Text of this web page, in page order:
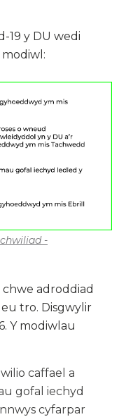
19 y DU wedi
-
chwe adroddiad
tro. Disgwylir
Y modiwlau
caffael a
gofal iechyd
cyfarpar